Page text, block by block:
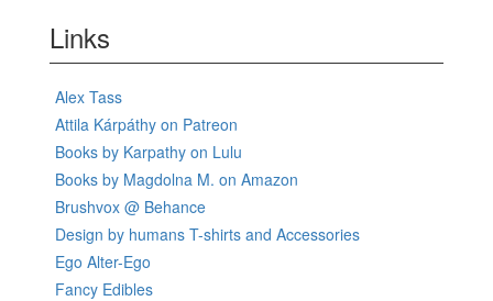
Links
Alex Tass
Attila Kárpáthy on Patreon
Books by Karpathy on Lulu
Books by Magdolna M. on Amazon
Brushvox @ Behance
Design by humans T-shirts and Accessories
Ego Alter-Ego
Fancy Edibles